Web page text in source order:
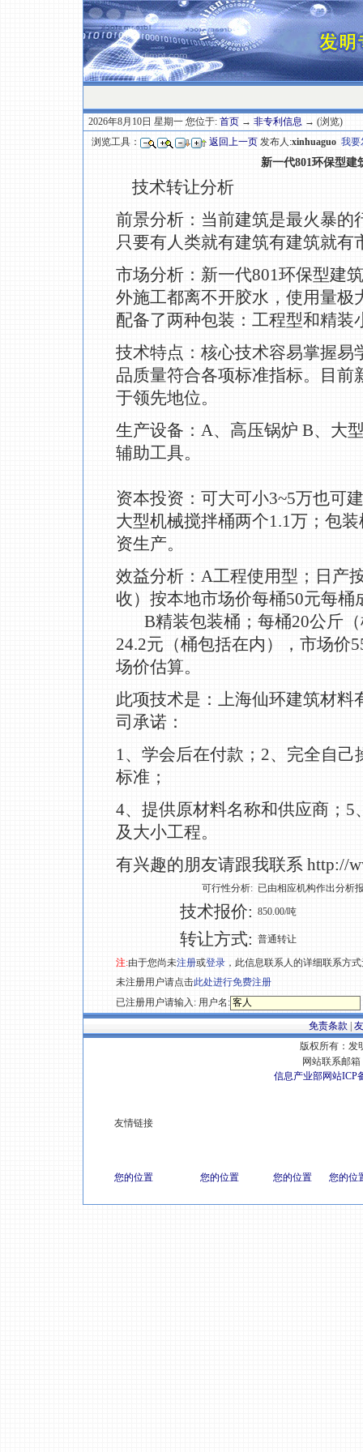
2026年8月10日 星期一 您位于: 首页 → 非专利信息 → (浏览)
浏览工具：
返回上一页 发布人:xinhuaguo 我要
新一代801环保型建
技术转让分析
前景分析：当前建筑是最火暴
只要有人类就有建筑有建筑就有
市场分析：新一代801环保型建
外施工都离不开胶水，使用量极
配备了两种包装：工程型和精装
技术特点：核心技术容易掌握易
品质量符合各项标准指标。目前
于领先地位。
生产设备：A、高压锅炉 B、大
辅助工具。
资本投资：可大可小3~5万也可
大型机械搅拌桶两个1.1万；包
资生产。
效益分析：A工程使用型；日产
收）按本地市场价每桶50元每桶
B精装包装桶；每桶20公斤（
24.2元（桶包括在内），市场价
场价估算。
此项技术是：上海仙环建筑材
司承诺：
1、学会后在付款；2、完全自
标准；
4、提供原材料名称和供应商；
及大小工程。
有兴趣的朋友请跟我联系 http://
可行性分析: 已由相应机构作出分析
技术报价: 850.00/吨
转让方式: 普通转让
注:由于您尚未注册或登录 ，此信息联系人的详细联系方
未注册用户请点击此处进行免费注册
已注册用户请输入: 用户名:
免责条款
版权所有：发
网站联系邮箱
信息产业部网站ICP
友情链接
您的位置 您的位置 您的位置 您的位